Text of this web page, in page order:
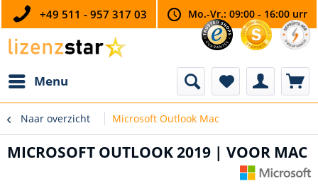
+49 511 - 957 317 03 Mo.-Vr.: 09:00 - 16:00 urr
Menu
Naar overzicht Microsoft Outlook Mac
MICROSOFT OUTLOOK 2019 | VOOR MAC